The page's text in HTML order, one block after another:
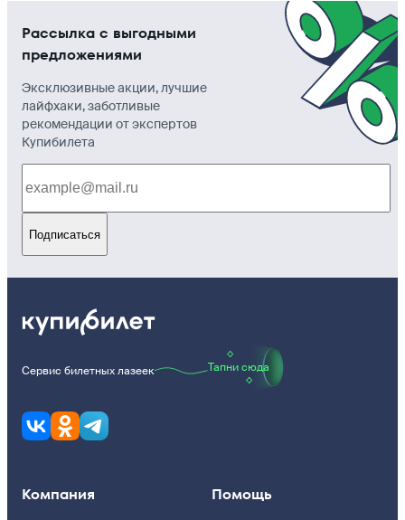
Рассылка с выгодными
предложениями
Эксклюзивные акции, лучшие
лайфхаки, заботливые
рекомендации от экспертов
Купибилета
Подписаться
Сервис билетных лазеек Тапни сюда
Компания Помощь